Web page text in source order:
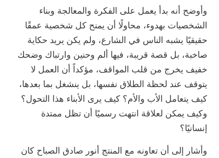
وأوضح أنه بدأ يعمل على الفكرة والمعالجة وبناء
الشخصيات بهدوء، محاولًا أن يمنح كل شخصية عمقًا
حقيقيًا يشبه الناس في الشارع، ولم يكن يريد حكاية
صاخبة، بل قصة قريبة، فيها ألم وحنين وارتباك وضحك
خفيف يخرج من قلب المواقف، مؤكداً أن العمل لا
يتوقف عند لحظة الطلاق نفسها، بل ينشغل بما بعدها،
كيف يتعامل الأب والأم؟ كيف يرى الأبناء هذا التحول؟
وكيف يمكن لعلاقة انتهت رسميًا أن تظل ممتدة
إنسانيًا؟
وأشار إلى أن تعاونه مع المنتج أنور صادق الصباح كان